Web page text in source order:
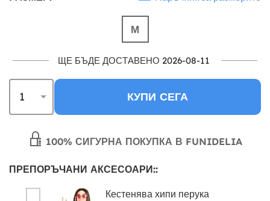
М
ЩЕ БЪДЕ ДОСТАВЕНО 2026-08-11
КУПИ СЕГА
100% СИГУРНА ПОКУПКА В FUNIDELIA
ПРЕПОРЪЧАНИ АКСЕСОАРИ::
Кестенява хипи перука